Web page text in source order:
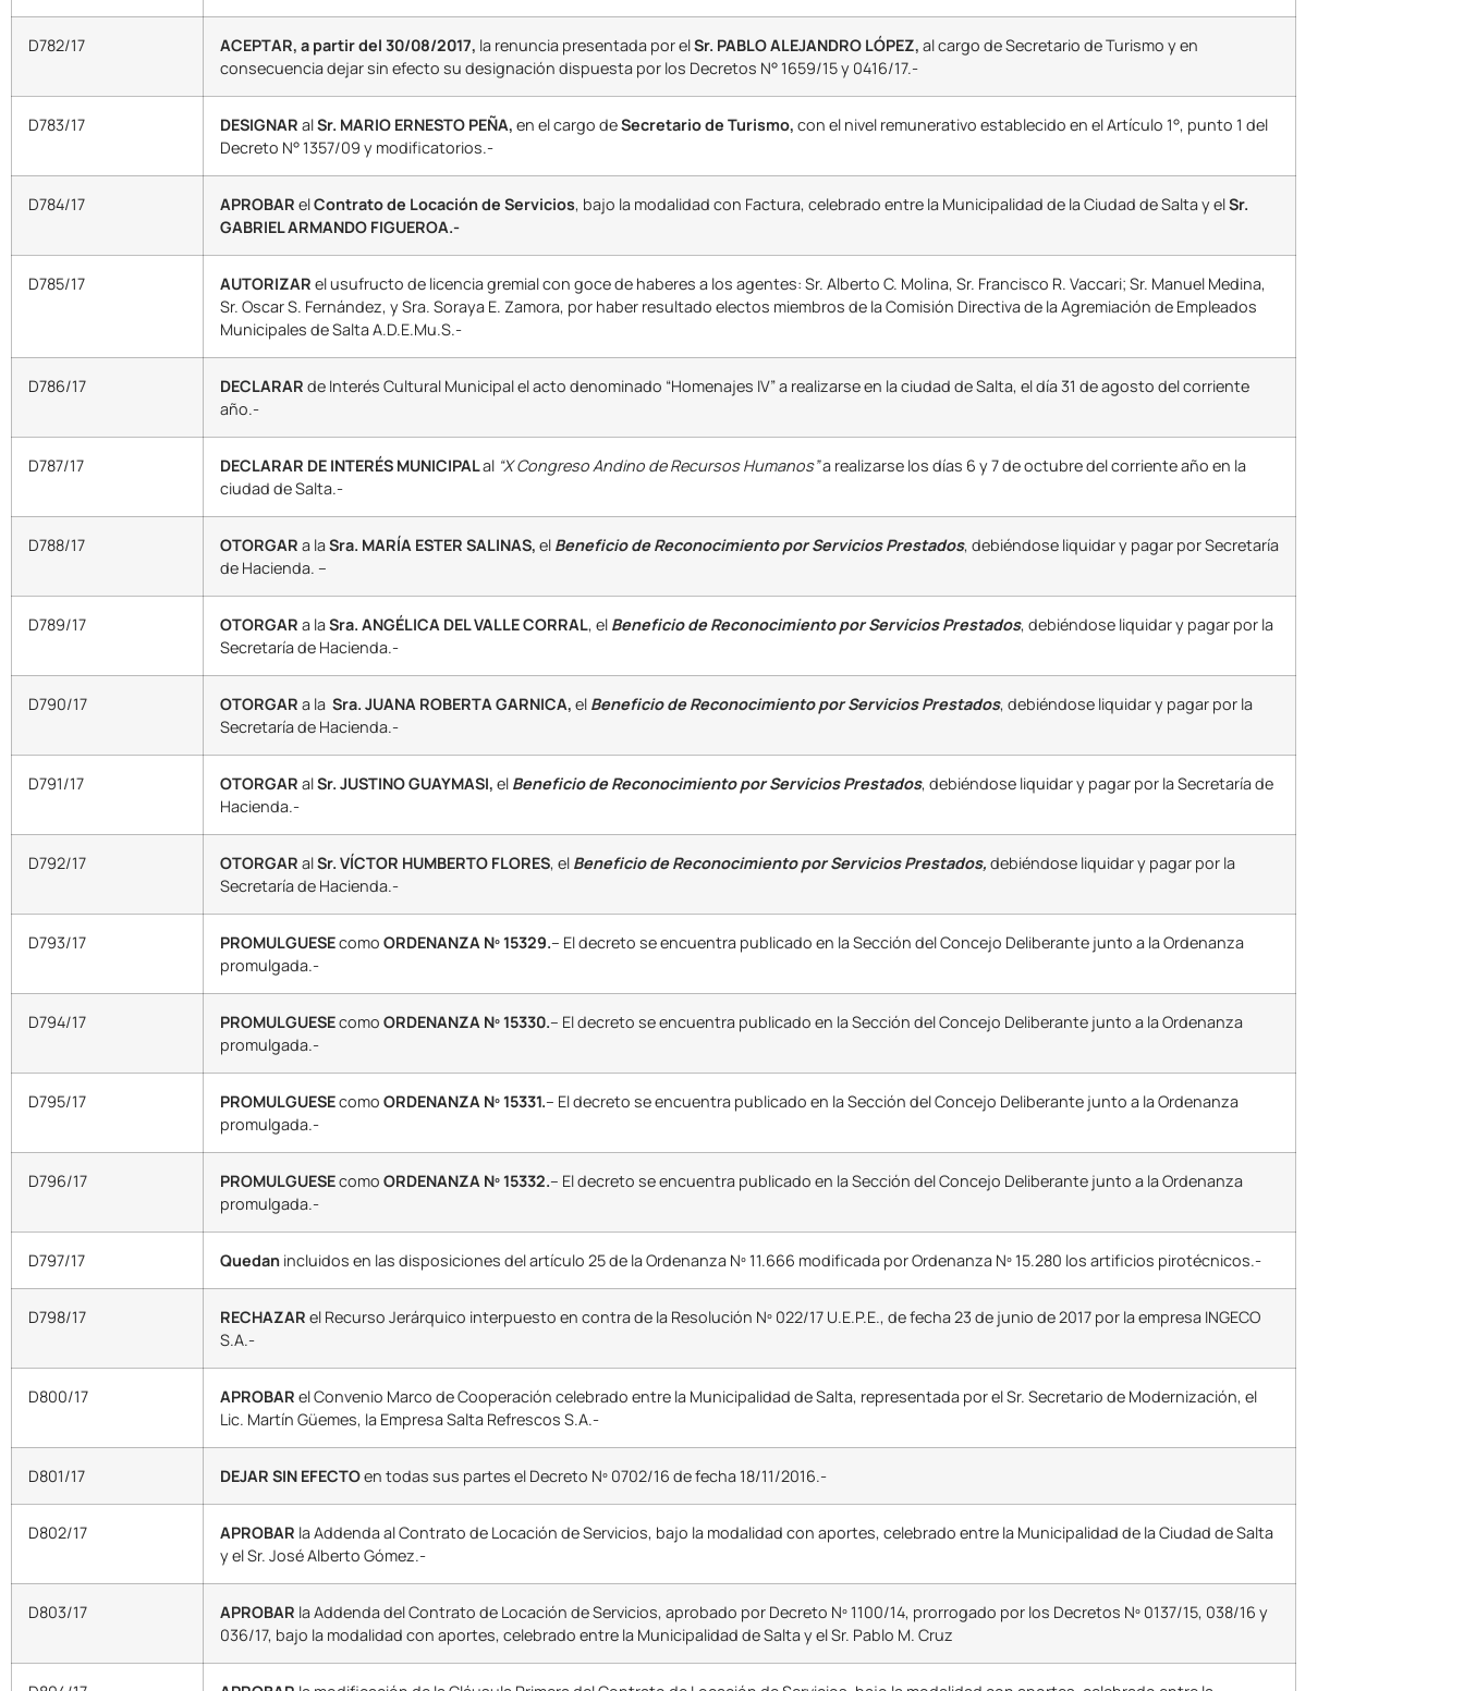
D782/17 ACEPTAR, a partir del 30/08/2017, la renuncia presentada por elSr. PABLO ALEJANDRO LÓPEZ, al cargo de Secretario de Turismo y en
consecuencia dejar sin efecto su designación dispuesta por los Decretos N° 1659/15 y 0416/17.-
D783/17 DESIGNAR alSr. MARIO ERNESTO PEÑA, en el cargo deSecretario de Turismo, con el nivel remunerativo establecido en el Artículo 1°, punto 1 del
Decreto N° 1357/09 y modificatorios.-
D784/17 APROBAR elContrato de Locación de Servicios, bajo la modalidad con Factura, celebrado entre la Municipalidad de la Ciudad de Salta y elSr.
GABRIEL ARMANDO FIGUEROA.-
D785/17 AUTORIZAR el usufructo de licencia gremial con goce de haberes a los agentes: Sr. Alberto C. Molina, Sr. Francisco R. Vaccari; Sr. Manuel Medina,
Sr. Oscar S. Fernández, y Sra. Soraya E. Zamora, por haber resultado electos miembros de la Comisión Directiva de la Agremiación de Empleados
Municipales de Salta A.D.E.Mu.S.-
D786/17 DECLARAR de Interés Cultural Municipal el acto denominado “Homenajes IV” a realizarse en la ciudad de Salta, el día 31 de agosto del corriente
año.-
D787/17 DECLARAR DE INTERÉS MUNICIPALal “X Congreso Andino de Recursos Humanos”a realizarse los días 6 y 7 de octubre del corriente año en la
ciudad de Salta.-
D788/17 OTORGAR a laSra. MARÍA ESTER SALINAS, el Beneficio de Reconocimiento por Servicios Prestados, debiéndose liquidar y pagar por Secretaría
de Hacienda. –
D789/17 OTORGAR a laSra. ANGÉLICA DEL VALLE CORRAL, el Beneficio de Reconocimiento por Servicios Prestados, debiéndose liquidar y pagar por la
Secretaría de Hacienda.-
D790/17 OTORGAR a la Sra. JUANA ROBERTA GARNICA, el Beneficio de Reconocimiento por Servicios Prestados, debiéndose liquidar y pagar por la
Secretaría de Hacienda.-
D791/17 OTORGAR alSr. JUSTINO GUAYMASI, el Beneficio de Reconocimiento por Servicios Prestados, debiéndose liquidar y pagar por la Secretaría de
Hacienda.-
D792/17 OTORGAR alSr. VÍCTOR HUMBERTO FLORES, el Beneficio de Reconocimiento por Servicios Prestados, debiéndose liquidar y pagar por la
Secretaría de Hacienda.-
D793/17 PROMULGUESEcomo ORDENANZA Nº 15329.– El decreto se encuentra publicado en la Sección del Concejo Deliberante junto a la Ordenanza
promulgada.-
D794/17 PROMULGUESEcomo ORDENANZA Nº 15330.– El decreto se encuentra publicado en la Sección del Concejo Deliberante junto a la Ordenanza
promulgada.-
D795/17 PROMULGUESEcomo ORDENANZA Nº 15331.– El decreto se encuentra publicado en la Sección del Concejo Deliberante junto a la Ordenanza
promulgada.-
D796/17 PROMULGUESEcomo ORDENANZA Nº 15332.– El decreto se encuentra publicado en la Sección del Concejo Deliberante junto a la Ordenanza
promulgada.-
D797/17 Quedan incluidos en las disposiciones del artículo 25 de la Ordenanza Nº 11.666 modificada por Ordenanza Nº 15.280 los artificios pirotécnicos.-
D798/17 RECHAZAR el Recurso Jerárquico interpuesto en contra de la Resolución Nº 022/17 U.E.P.E., de fecha 23 de junio de 2017 por la empresa INGECO
S.A.-
D800/17 APROBAR el Convenio Marco de Cooperación celebrado entre la Municipalidad de Salta, representada por el Sr. Secretario de Modernización, el
Lic. Martín Güemes, la Empresa Salta Refrescos S.A.-
D801/17 DEJAR SIN EFECTOen todas sus partes el Decreto Nº 0702/16 de fecha 18/11/2016.-
D802/17 APROBAR la Addenda al Contrato de Locación de Servicios, bajo la modalidad con aportes, celebrado entre la Municipalidad de la Ciudad de Salta
y el Sr. José Alberto Gómez.-
D803/17 APROBAR la Addenda del Contrato de Locación de Servicios, aprobado por Decreto Nº 1100/14, prorrogado por los Decretos Nº 0137/15, 038/16 y
036/17, bajo la modalidad con aportes, celebrado entre la Municipalidad de Salta y el Sr. Pablo M. Cruz